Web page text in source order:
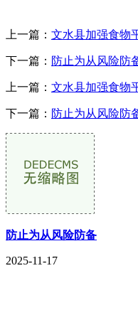
上一篇： 文水县加强食物
下一篇： 防止为从风险防
上一篇： 文水县加强食物
下一篇： 防止为从风险防
防止为从风险防备
2025-11-17